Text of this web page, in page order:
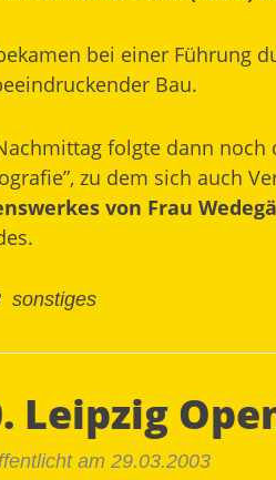
bei einer Führung
Bau.
folgte dann noch
zu dem sich auch
von Frau
sonstiges
Leipzig
am 29.03.2003